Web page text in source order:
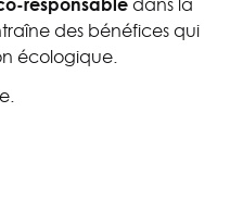
des bénéfices qui
écologique.